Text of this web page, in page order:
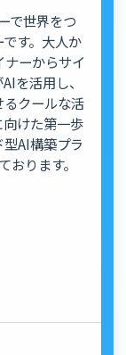
で世界をつ
す。大人か
ーからサイ
を活用し、
クールな活
けた第一歩
AI構築プラ
ります。